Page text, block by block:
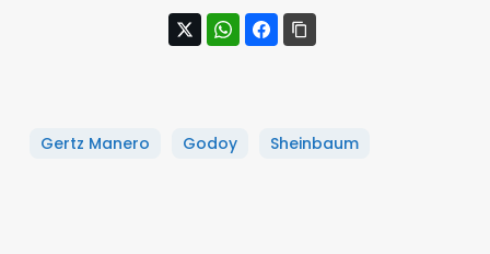
Gertz Manero Godoy Sheinbaum